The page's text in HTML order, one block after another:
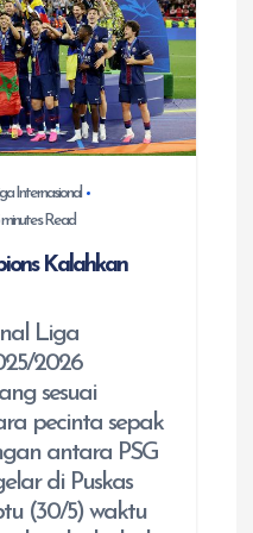
Internasional
Read
Kalahkan
Liga
2026
sesuai
pecinta sepak
antara PSG
di Puskas
(30/5) waktu